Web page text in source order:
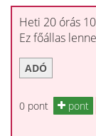
Állás
Heti 20 órás
Ez főállas
ADÓ
0 pont pont